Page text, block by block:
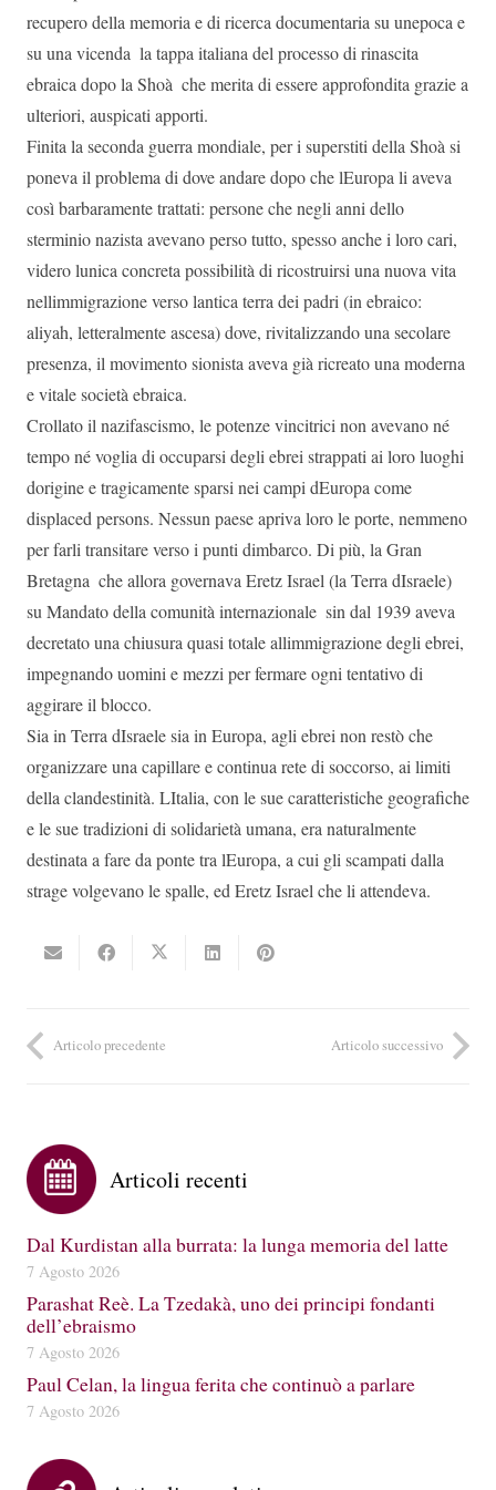
recupero della memoria e di ricerca documentaria su unepoca e
su una vicenda  la tappa italiana del processo di rinascita
ebraica dopo la Shoà  che merita di essere approfondita grazie a
ulteriori, auspicati apporti.
Finita la seconda guerra mondiale, per i superstiti della Shoà si
poneva il problema di dove andare dopo che lEuropa li aveva
così barbaramente trattati: persone che negli anni dello
sterminio nazista avevano perso tutto, spesso anche i loro cari,
videro lunica concreta possibilità di ricostruirsi una nuova vita
nellimmigrazione verso lantica terra dei padri (in ebraico:
aliyah, letteralmente ascesa) dove, rivitalizzando una secolare
presenza, il movimento sionista aveva già ricreato una moderna
e vitale società ebraica.
Crollato il nazifascismo, le potenze vincitrici non avevano né
tempo né voglia di occuparsi degli ebrei strappati ai loro luoghi
dorigine e tragicamente sparsi nei campi dEuropa come
displaced persons. Nessun paese apriva loro le porte, nemmeno
per farli transitare verso i punti dimbarco. Di più, la Gran
Bretagna  che allora governava Eretz Israel (la Terra dIsraele)
su Mandato della comunità internazionale  sin dal 1939 aveva
decretato una chiusura quasi totale allimmigrazione degli ebrei,
impegnando uomini e mezzi per fermare ogni tentativo di
aggirare il blocco.
Sia in Terra dIsraele sia in Europa, agli ebrei non restò che
organizzare una capillare e continua rete di soccorso, ai limiti
della clandestinità. LItalia, con le sue caratteristiche geografiche
e le sue tradizioni di solidarietà umana, era naturalmente
destinata a fare da ponte tra lEuropa, a cui gli scampati dalla
strage volgevano le spalle, ed Eretz Israel che li attendeva.
Articolo precedente Articolo successivo
Articoli recenti
Dal Kurdistan alla burrata: la lunga memoria del latte
7 Agosto 2026
Parashat Reè. La Tzedakà, uno dei principi fondanti
dell’ebraismo
7 Agosto 2026
Paul Celan, la lingua ferita che continuò a parlare
7 Agosto 2026